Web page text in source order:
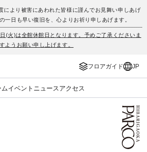
により被害にあわれた皆様に謹んでお見舞い申しあげ
一日も早い復旧を、心よりお祈り申しあげます。
(火)は全館休館日となります。予めご了承くださいま
すようお願い申し上げます。
フロアガイド JP
ムイベント ニュース アクセス
プアップ